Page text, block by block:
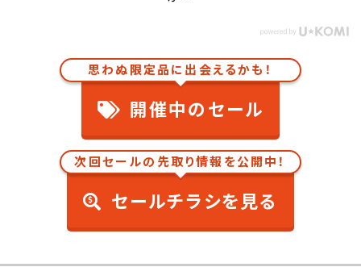
思わぬ限定品に出会えるかも！
開催中のセール
次回セールの先取り情報を公開中！
セールチラシを見る